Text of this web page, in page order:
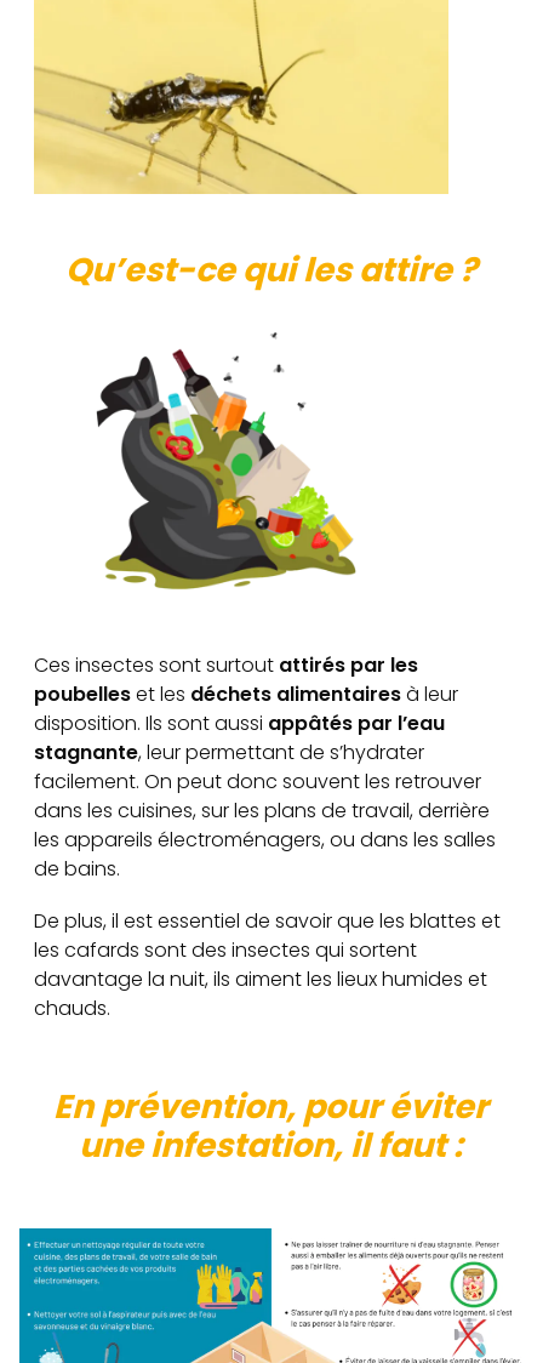
Qu’est-ce qui les attire ?
Ces insectes sont surtout attirés par les
poubelleset les déchets alimentairesà leur
disposition. Ils sont aussi appâtés par l’eau
stagnante, leur permettant de s’hydrater
facilement. On peut donc souvent les retrouver
dans les cuisines, sur les plans de travail, derrière
les appareils électroménagers, ou dans les salles
de bains.
De plus, il est essentiel de savoir que les blattes et
les cafards sont des insectes qui sortent
davantage la nuit, ils aiment les lieux humides et
chauds.
En prévention, pour éviter
une infestation, il faut :